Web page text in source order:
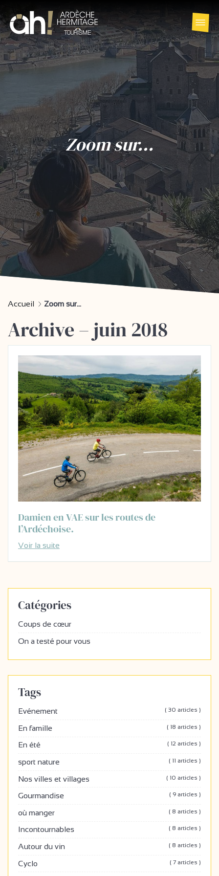
Zoom sur...
Accueil Zoom sur...
Archive – juin 2018
Damien en VAE sur les routes de
l’Ardéchoise.
Voir la suite
Catégories
Coups de cœur
On a testé pour vous
Tags
Evénement ( 30 articles )
En famille ( 18 articles )
En été ( 12 articles )
sport nature ( 11 articles )
Nos villes et villages ( 10 articles )
Gourmandise ( 9 articles )
où manger ( 8 articles )
Incontournables ( 8 articles )
Autour du vin ( 8 articles )
Cyclo ( 7 articles )